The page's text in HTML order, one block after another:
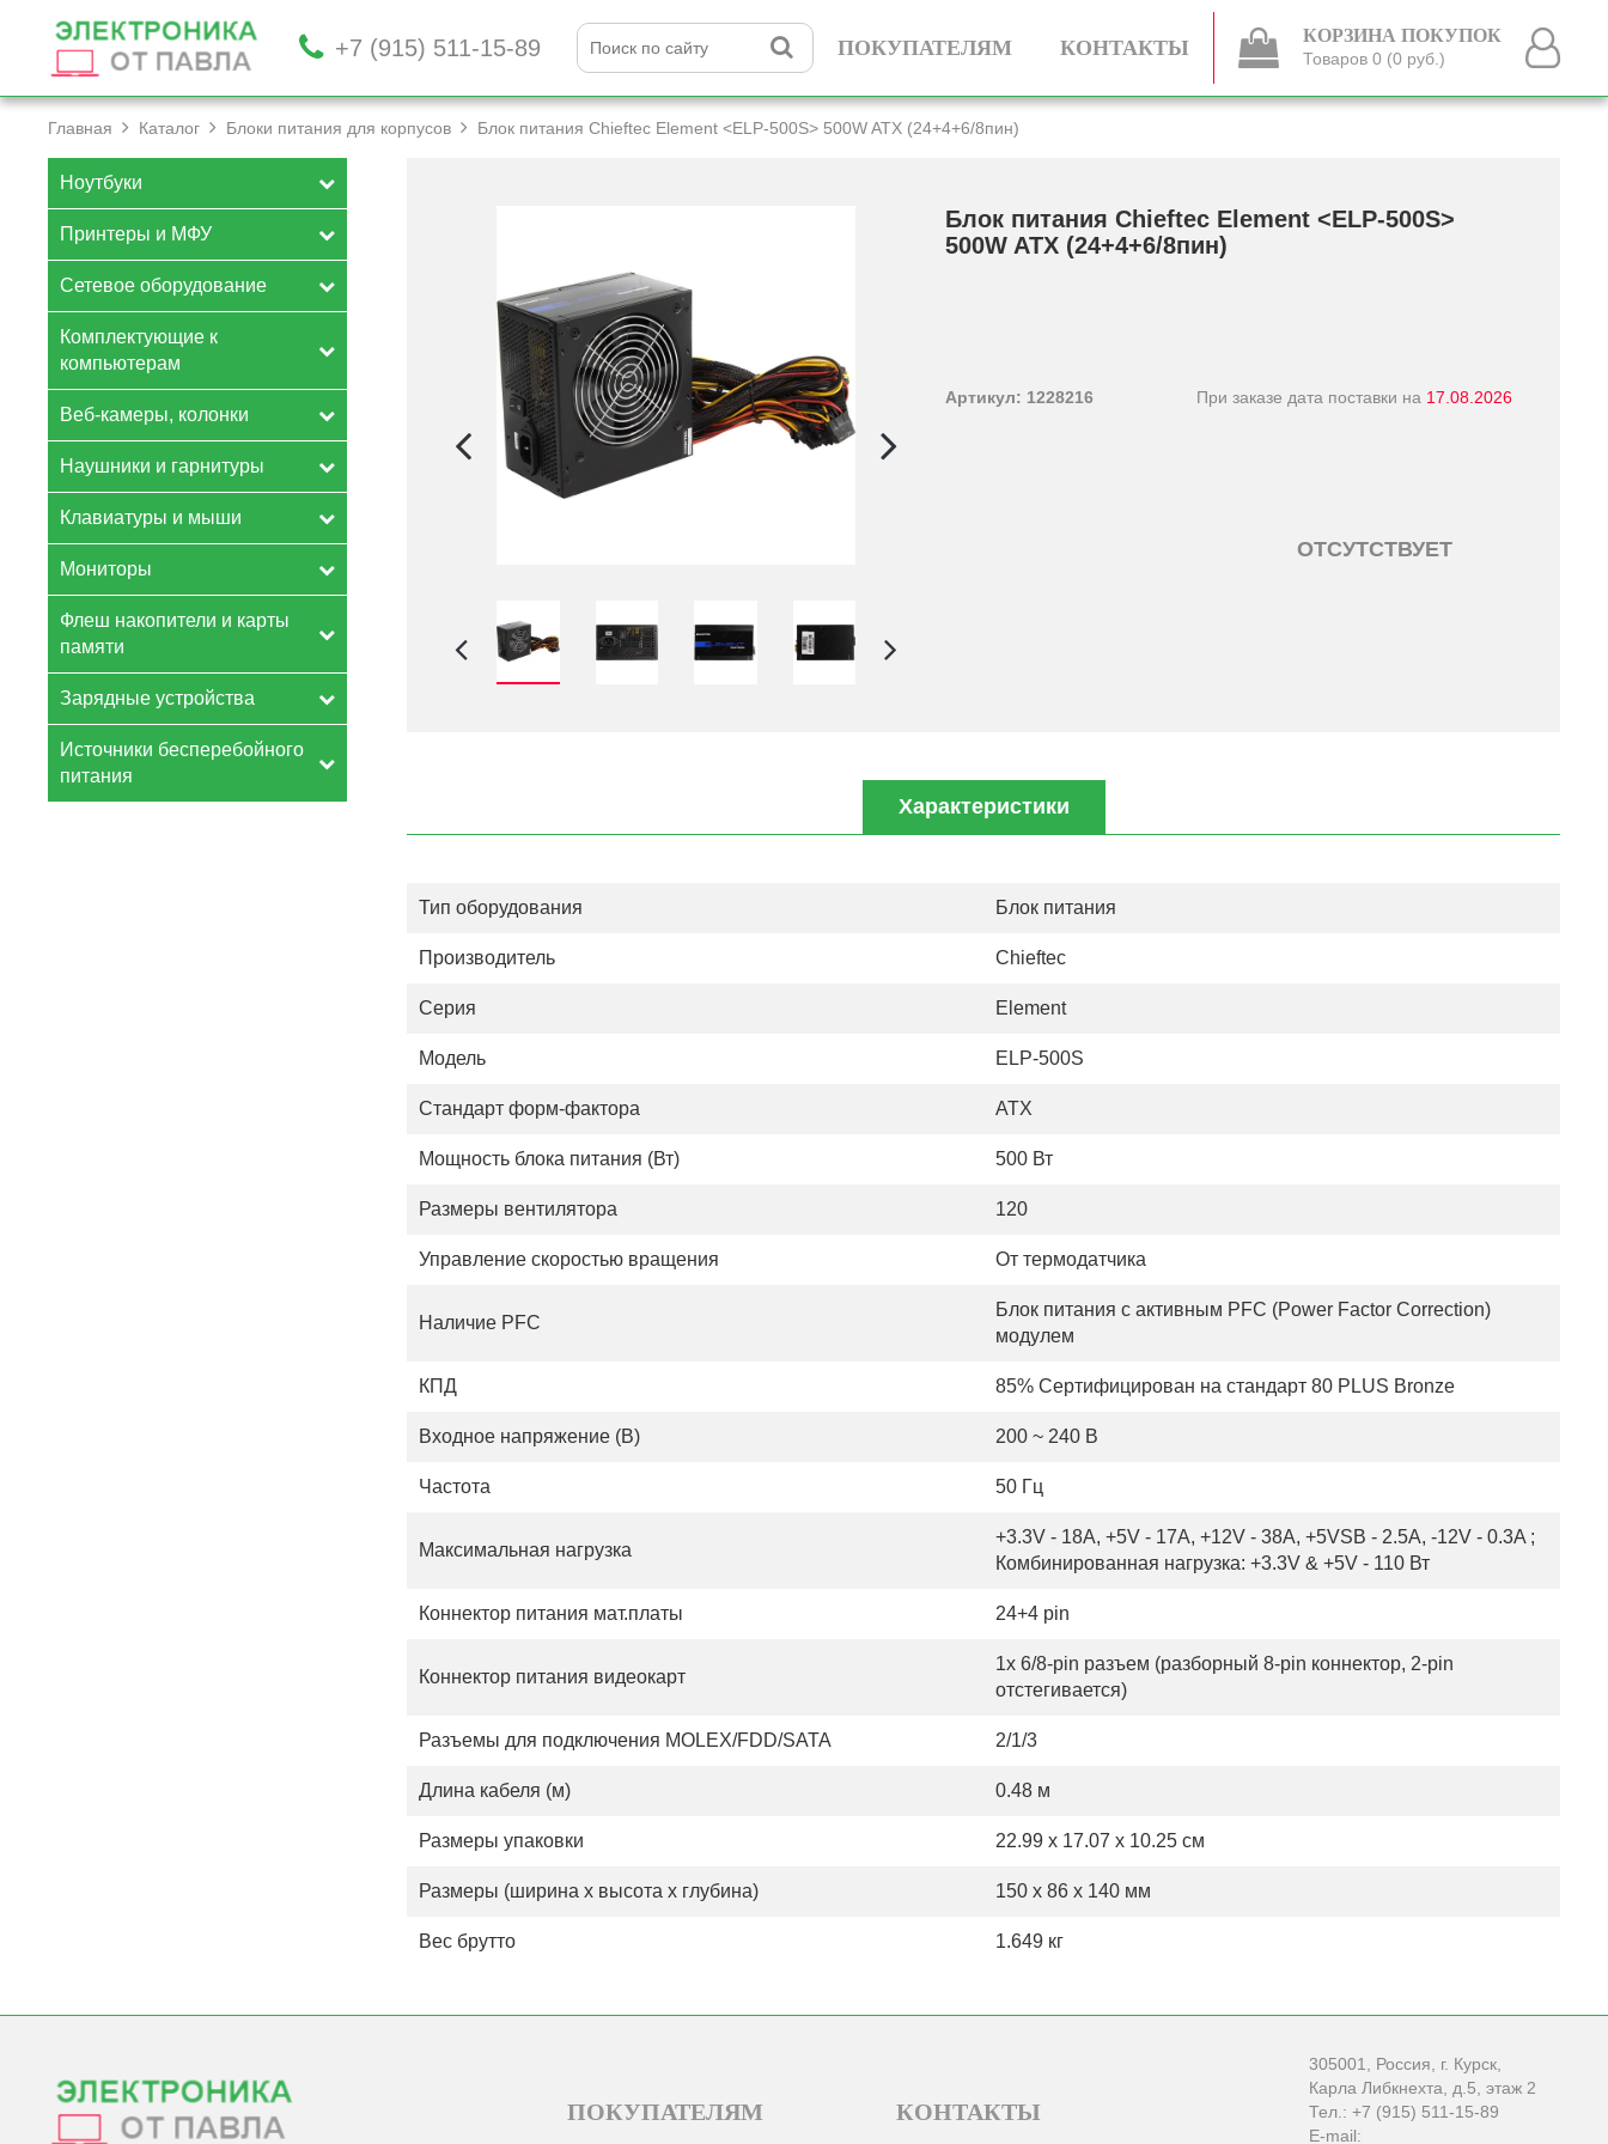
+7 (915) 511-15-89 ПОКУПАТЕЛЯМ КОНТАКТЫ КОРЗИНА ПОКУПОК
Товаров 0 (0 руб.)
Главная Каталог Блоки питания для корпусов Блок питания Chieftec Element <ELP-500S> 500W ATX (24+­4+­6/­8пин)
Ноутбуки
Принтеры и МФУ
Сетевое оборудование
Комплектующие к
компьютерам
Веб-камеры, колонки
Наушники и гарнитуры
Клавиатуры и мыши
Мониторы
Флеш накопители и карты
памяти
Зарядные устройства
Источники бесперебойного
питания
Блок питания Chieftec Element <ELP-500S>
500W ATX (24+­4+­6/­8пин)
Артикул: 1228216 При заказе дата поставки на 17.08.2026
ОТСУТСТВУЕТ
Характеристики
Тип оборудования Блок питания
Производитель Chieftec
Серия Element
Модель ELP-500S
Стандарт форм-фактора АТХ
Мощность блока питания (Вт) 500 Вт
Размеры вентилятора 120
Управление скоростью вращения От термодатчика
Наличие PFC
Блок питания с активным PFC (Power Factor Correction)
модулем
КПД 85% Сертифицирован на стандарт 80 PLUS Bronze
Входное напряжение (В) 200 ~ 240 В
Частота 50 Гц
Максимальная нагрузка
+3.3V - 18A, +5V - 17A, +12V - 38A, +5VSB - 2.5A, -12V - 0.3A ;
Комбинированная нагрузка: +3.3V & +5V - 110 Вт
Коннектор питания мат.платы 24+4 pin
Коннектор питания видеокарт
1x 6/8-pin разъем (разборный 8-pin коннектор, 2-pin
отстегивается)
Разъемы для подключения MOLEX/FDD/SATA 2/1/3
Длина кабеля (м) 0.48 м
Размеры упаковки 22.99 x 17.07 x 10.25 см
Размеры (ширина х высота х глубина) 150 x 86 x 140 мм
Вес брутто 1.649 кг
ПОКУПАТЕЛЯМ КОНТАКТЫ
305001, Россия, г. Курск,
Карла Либкнехта, д.5, этаж 2
Тел.: +7 (915) 511-15-89
E-mail: